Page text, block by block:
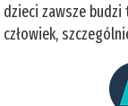
dzieci zawsze
człowiek,